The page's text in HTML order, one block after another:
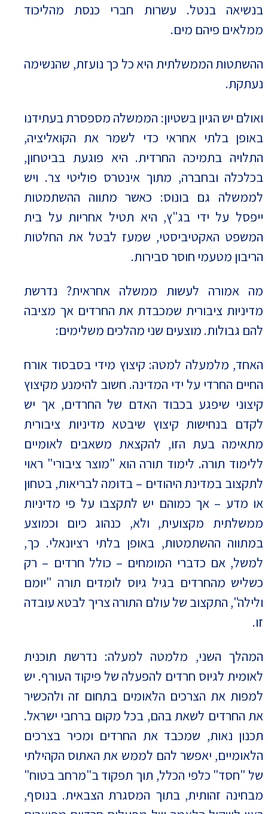
בנשיאה בנטל. עשרות חברי כנסת מהליכוד
ממלאים פיהם מים.
ההשתטות הממשלתית היא כל כך נועזת, שהנשימה
נעתקת.
ואולם יש הגיון בשטיון: הממשלה מספסרת בעתידנו
באופן בלתי אחראי כדי לשמר את הקואליציה,
התלויה בתמיכה החרדית. היא פוגעת בביטחון,
בכלכלה ובחברה, מתוך אינטרס פוליטי צר. ויש
לממשלה גם בונוס: כאשר מתווה ההשתמטות
ייפסל על ידי בג"ץ, היא תטיל אחריות על בית
המשפט האקטיביסטי, שמעז לבטל את החלטות
הריבון מטעמי חוסר סבירות.
מה אמורה לעשות ממשלה אחראית? נדרשת
מדיניות ציבורית שמכבדת את החרדים אך מציבה
להם גבולות. מוצעים שני מהלכים משלימים:
האחד, מלמעלה למטה: קיצוץ מידי בסבסוד אורח
החיים החרדי על ידי המדינה. חשוב להימנע מקיצוץ
קיצוני שיפגע בכבוד האדם של החרדים, אך יש
לקדם בנחישות קיצוץ שיבטא מדיניות ציבורית
מתאימה בעת הזו, להקצאת משאבים לאומיים
ללימוד תורה. לימוד תורה הוא "מוצר ציבורי" ראוי
לתקצוב במדינת היהודים – בדומה לבריאות, בטחון
או מדע – אך כמוהם יש לתקצבו על פי מדיניות
ממשלתית מקצועית, ולא, כנהוג כיום וכמוצע
במתווה ההשתמטות, באופן בלתי רציונאלי. כך,
למשל, אם כדברי המומחים – כולל חרדים – רק
כשליש מהחרדים בגיל גיוס לומדים תורה "יומם
ולילה", התקצוב של עולם התורה צריך לבטא עובדה
זו.
המהלך השני, מלמטה למעלה: נדרשת תוכנית
לאומית לגיוס חרדים להפעלה של פיקוד העורף. יש
למפות את הצרכים הלאומים בתחום זה ולהכשיר
את החרדים לשאת בהם, בכל מקום ברחבי ישראל.
תכנון נאות, שמכבד את החרדים ומכיר בצרכים
הלאומיים, יאפשר להם לממש את האתוס הקהילתי
של "חסד" כלפי הכלל, תוך תפקוד ב"מרחב בטוח"
מבחינה זהותית, בתוך המסגרת הצבאית. בנוסף,